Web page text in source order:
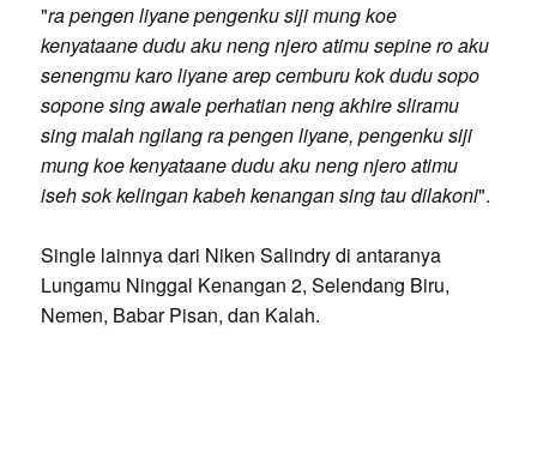
"ra pengen liyane pengenku siji mung koe
kenyataane dudu aku neng njero atimu sepine ro aku
senengmu karo liyane arep cemburu kok dudu sopo
sopone sing awale perhatian neng akhire sliramu
sing malah ngilang ra pengen liyane, pengenku siji
mung koe kenyataane dudu aku neng njero atimu
iseh sok kelingan kabeh kenangan sing tau dilakoni".
Single lainnya dari Niken Salindry di antaranya
Lungamu Ninggal Kenangan 2, Selendang Biru,
Nemen, Babar Pisan, dan Kalah.